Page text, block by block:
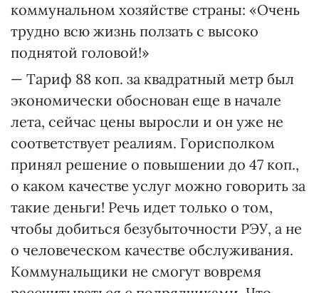
коммунальном хозяйстве страны: «Очень
трудно всю жизнь ползать с высоко
поднятой головой!»
— Тариф 88 коп. за квадратный метр был
экономически обоснован еще в начале
лета, сейчас цены выросли и он уже не
соответствует реалиям. Горисполком
принял решение о повышении до 47 коп.,
о каком качестве услуг можно говорить за
такие деньги! Речь идет только о том,
чтобы добиться безубыточности РЭУ, а не
о человеческом качестве обслуживания.
Коммунальщики не смогут вовремя